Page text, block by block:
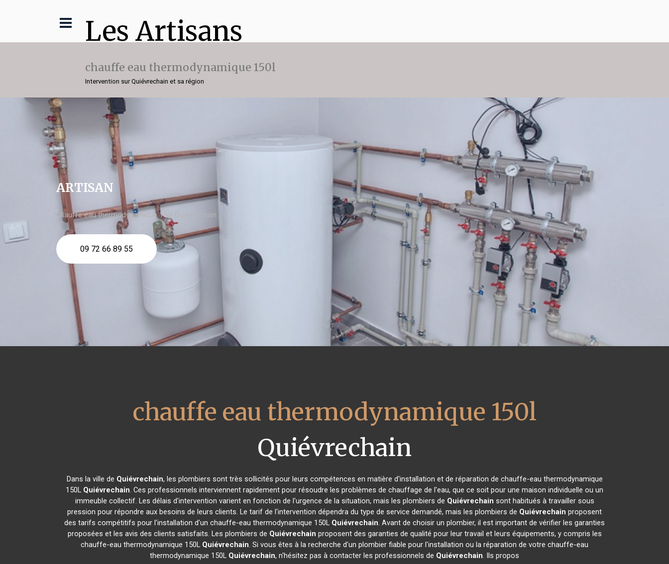
Les Artisans
chauffe eau thermodynamique 150l
Intervention sur Quiévrechain et sa région
ARTISAN
chauffe eau thermodynamique 150l Quiévrechain
09 72 66 89 55
chauffe eau thermodynamique 150l
Quiévrechain
Dans la ville de Quiévrechain, les plombiers sont très sollicités pour leurs compétences en matière d'installation et de réparation de chauffe-eau thermodynamique
150L Quiévrechain. Ces professionnels interviennent rapidement pour résoudre les problèmes de chauffage de l'eau, que ce soit pour une maison individuelle ou un
immeuble collectif. Les délais d'intervention varient en fonction de l'urgence de la situation, mais les plombiers de Quiévrechain sont habitués à travailler sous
pression pour répondre aux besoins de leurs clients. Le tarif de l'intervention dépendra du type de service demandé, mais les plombiers de Quiévrechain proposent
des tarifs compétitifs pour l'installation d'un chauffe-eau thermodynamique 150L Quiévrechain. Avant de choisir un plombier, il est important de vérifier les garanties
proposées et les avis des clients satisfaits. Les plombiers de Quiévrechain proposent des garanties de qualité pour leur travail et leurs équipements, y compris les
chauffe-eau thermodynamique 150L Quiévrechain. Si vous êtes à la recherche d'un plombier fiable pour l'installation ou la réparation de votre chauffe-eau
thermodynamique 150L Quiévrechain, n'hésitez pas à contacter les professionnels de Quiévrechain. Ils propos